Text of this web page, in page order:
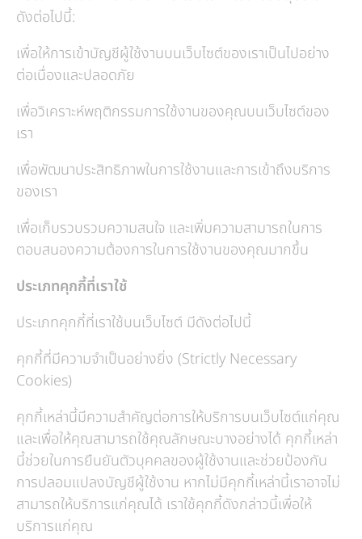
ดังต่อไปนี้:
เพื่อให้การเข้าบัญชีผู้ใช้งานบนเว็บไซต์ของเราเป็นไปอย่าง
ต่อเนื่องและปลอดภัย
เพื่อวิเคราะห์พฤติกรรมการใช้งานของคุณบนเว็บไซต์ของ
เรา
เพื่อพัฒนาประสิทธิภาพในการใช้งานและการเข้าถึงบริการ
ของเรา
เพื่อเก็บรวบรวมความสนใจ และเพิ่มความสามารถในการ
ตอบสนองความต้องการในการใช้งานของคุณมากขึ้น
ประเภทคุกกี้ที่เราใช้
ประเภทคุกกี้ที่เราใช้บนเว็บไซต์ มีดังต่อไปนี้
คุกกี้ที่มีความจำเป็นอย่างยิ่ง (Strictly Necessary
Cookies)
คุกกี้เหล่านี้มีความสำคัญต่อการให้บริการบนเว็บไซต์แก่คุณ
และเพื่อให้คุณสามารถใช้คุณลักษณะบางอย่างได้ คุกกี้เหล่า
นี้ช่วยในการยืนยันตัวบุคคลของผู้ใช้งานและช่วยป้องกัน
การปลอมแปลงบัญชีผู้ใช้งาน หากไม่มีคุกกี้เหล่านี้เราอาจไม่
สามารถให้บริการแก่คุณได้ เราใช้คุกกี้ดังกล่าวนี้เพื่อให้
บริการแก่คุณ